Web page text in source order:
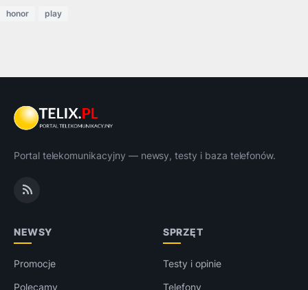
honor play
Portal telekomunikacyjny — newsy, testy i baza telefonów.
NEWSY
Promocje
Polecamy
SPRZĘT
Testy i opinie
Telefony